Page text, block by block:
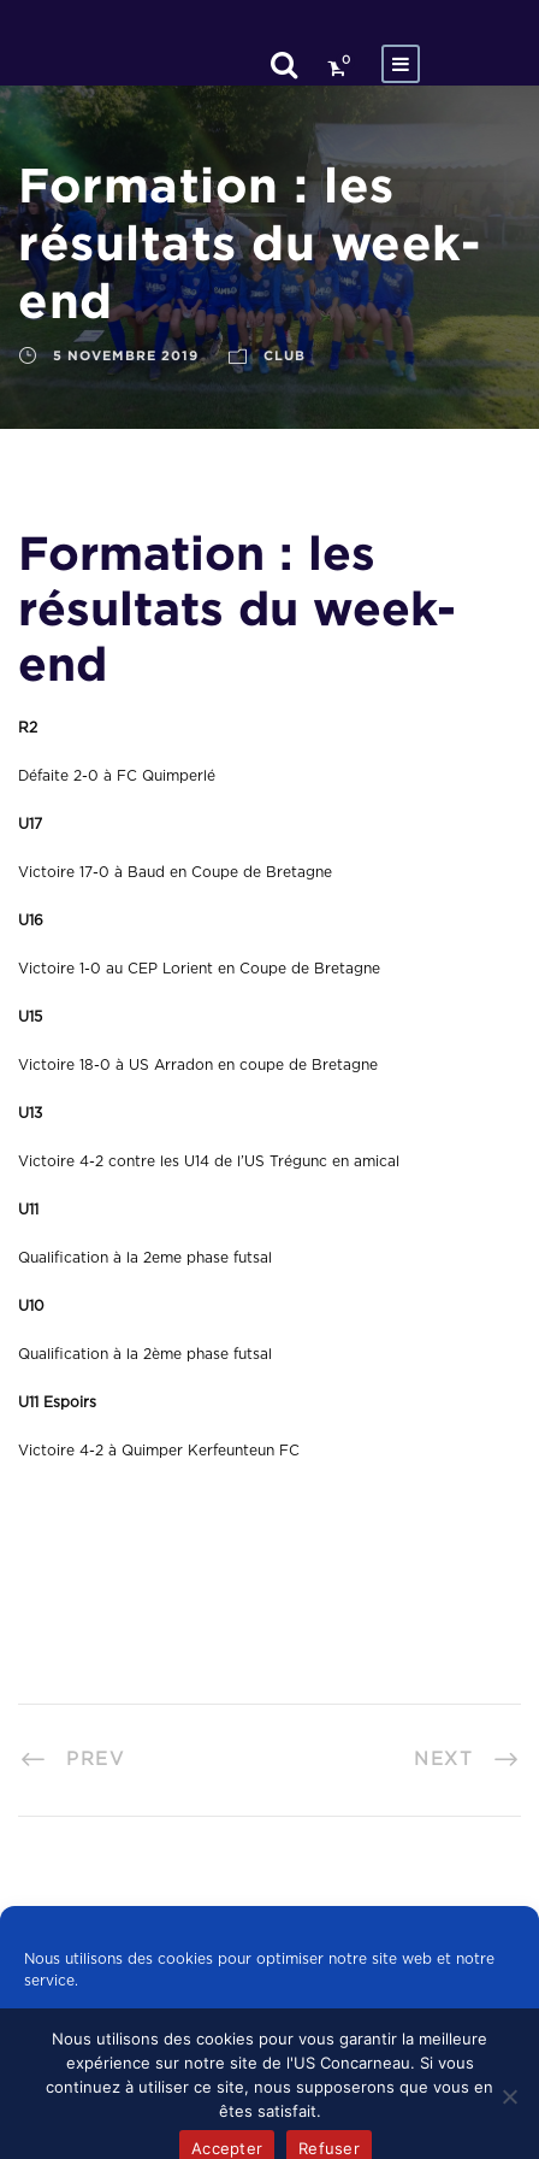
Nous utilisons des cookies pour optimiser notre site web et notre
service.
Tous les cookies
Refuser
Politique de cookies mentions légales
0
Formation : les
résultats du week-
end
5 NOVEMBRE 2019 CLUB
Formation : les
résultats du week-
end
R2
Défaite 2-0 à FC Quimperlé
U17
Victoire 17-0 à Baud en Coupe de Bretagne
U16
Victoire 1-0 au CEP Lorient en Coupe de Bretagne
U15
Victoire 18-0 à US Arradon en coupe de Bretagne
U13
Victoire 4-2 contre les U14 de l’US Trégunc en amical
U11
Qualification à la 2eme phase futsal
U10
Qualification à la 2ème phase futsal
U11 Espoirs
Victoire 4-2 à Quimper Kerfeunteun FC
PREV NEXT
© 2024 US CONCARNEAU, TOUS DROITS
RÉSERVÉS. MENTIONS LÉGALES •
Nous utilisons des cookies pour vous garantir la meilleure
expérience sur notre site de l'US Concarneau. Si vous
continuez à utiliser ce site, nous supposerons que vous en
êtes satisfait.
Accepter
Refuser